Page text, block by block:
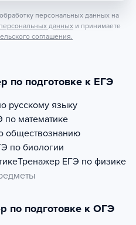
персональных данных на
данных и принимаете
соглашения.
по подготовке к ЕГЭ
русскому языку
по математике
обществознанию
по биологии
Тренажер ЕГЭ по физике
по подготовке к ОГЭ